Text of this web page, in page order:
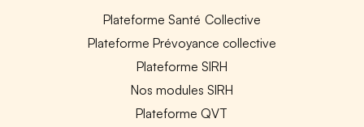
Plateforme Santé Collective
Plateforme Prévoyance collective
Plateforme SIRH
Nos modules SIRH
Plateforme QVT